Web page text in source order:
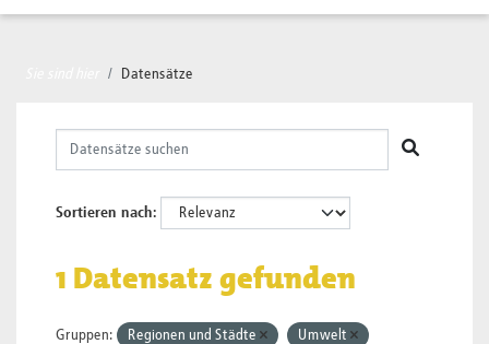
Datensätze
Sortieren nach
1 Datensatz gefunden
Gruppen: Regionen und Städte Umwelt